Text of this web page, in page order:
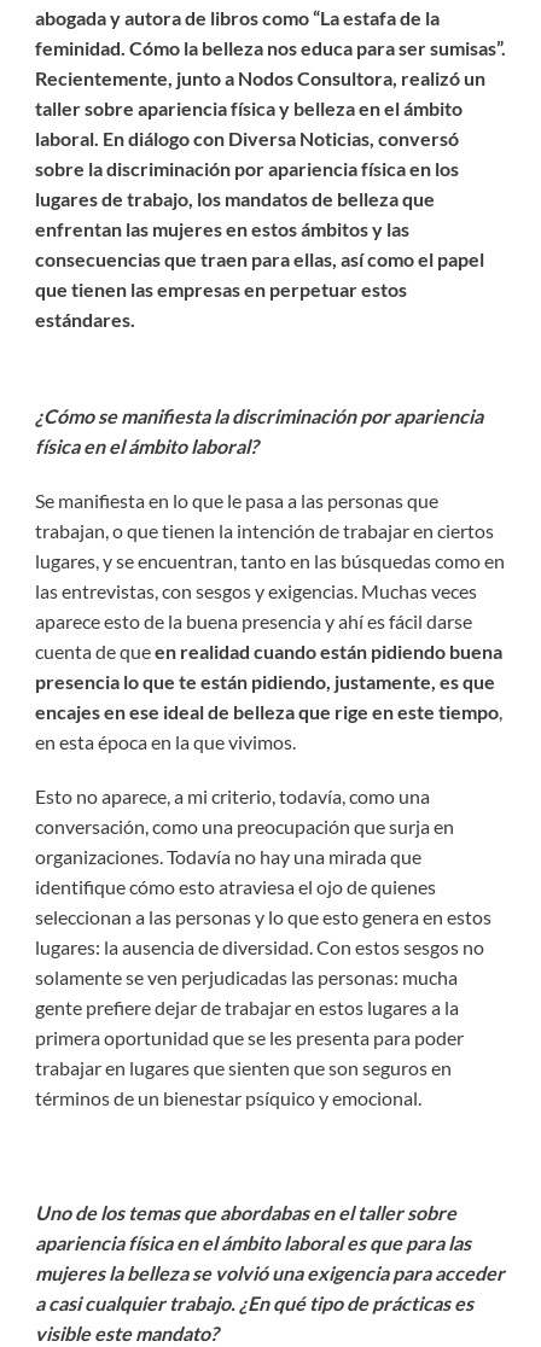
abogada y autora de libros como “La estafa de la
feminidad. Cómo la belleza nos educa para ser sumisas”.
Recientemente, junto a Nodos Consultora, realizó un
taller sobre apariencia física y belleza en el ámbito
laboral. En diálogo con Diversa Noticias, conversó
sobre la discriminación por apariencia física en los
lugares de trabajo, los mandatos de belleza que
enfrentan las mujeres en estos ámbitos y las
consecuencias que traen para ellas, así como el papel
que tienen las empresas en perpetuar estos
estándares.
¿Cómo se manifiesta la discriminación por apariencia
física en el ámbito laboral?
Se manifiesta en lo que le pasa a las personas que
trabajan, o que tienen la intención de trabajar en ciertos
lugares, y se encuentran, tanto en las búsquedas como en
las entrevistas, con sesgos y exigencias. Muchas veces
aparece esto de la buena presencia y ahí es fácil darse
cuenta de queen realidad cuando están pidiendo buena
presencia lo que te están pidiendo, justamente, es que
encajes en ese ideal de belleza que rige en este tiempo,
en esta época en la que vivimos.
Esto no aparece, a mi criterio, todavía, como una
conversación, como una preocupación que surja en
organizaciones. Todavía no hay una mirada que
identifique cómo esto atraviesa el ojo de quienes
seleccionan a las personas y lo que esto genera en estos
lugares: la ausencia de diversidad. Con estos sesgos no
solamente se ven perjudicadas las personas: mucha
gente prefiere dejar de trabajar en estos lugares a la
primera oportunidad que se les presenta para poder
trabajar en lugares que sienten que son seguros en
términos de un bienestar psíquico y emocional.
Uno de los temas que abordabas en el taller sobre
apariencia física en el ámbito laboral es que para las
mujeres la belleza se volvió una exigencia para acceder
a casi cualquier trabajo. ¿En qué tipo de prácticas es
visible este mandato?